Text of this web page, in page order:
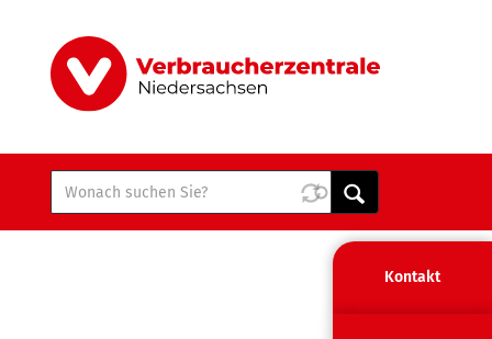
Kontakt